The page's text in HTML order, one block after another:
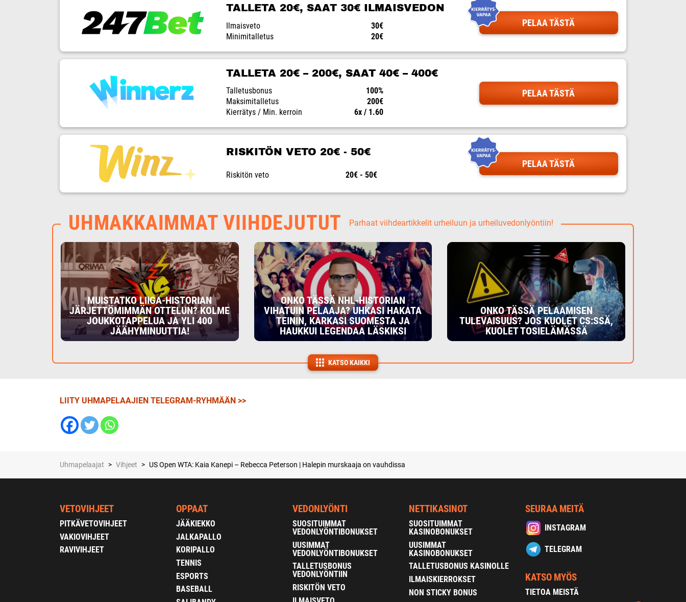
TALLETA 20€, SAAT 30€ ILMAISVEDON
Ilmaisveto
30€
Minimitalletus
20€
PELAA TÄSTÄ
TALLETA 20€ – 200€, SAAT 40€ – 400€
Talletusbonus
100%
Maksimitalletus
200€
Kierrätys / Min. kerroin
6x / 1.60
PELAA TÄSTÄ
RISKITÖN VETO 20€ - 50€
Riskitön veto 20€ - 50€
PELAA TÄSTÄ
UHMAKKAIMMAT VIIHDEJUTUT Parhaat viihdeartikkelit urheiluun ja urheiluvedonlyöntiin!
MUISTATKO LIIGA-HISTORIAN
JÄRJETTÖMIMMÄN OTTELUN? KOLME
JOUKKOTAPPELUA JA YLI 400
JÄÄHYMINUUTTIA!
ONKO TÄSSÄ NHL-HISTORIAN
VIHATUIN PELAAJA? UHKASI HAKATA
TEININ, KARKASI SUOMESTA JA
HAUKKUI LEGENDAA LÄSKIKSI
ONKO TÄSSÄ PELAAMISEN
TULEVAISUUS? JOS KUOLET CS:SSÄ,
KUOLET TOSIELÄMÄSSÄ
KATSO KAIKKI
LIITY UHMAPELAAJIEN TELEGRAM-RYHMÄÄN >>
Uhmapelaajat > Vihjeet > US Open WTA: Kaia Kanepi – Rebecca Peterson | Halepin murskaaja on vauhdissa
VETOVIHJEET
PITKÄVETOVIHJEET
VAKIOVIHJEET
RAVIVIHJEET
OPPAAT
JÄÄKIEKKO
JALKAPALLO
KORIPALLO
TENNIS
ESPORTS
BASEBALL
VEDONLYÖNTI
SUOSITUIMMAT
VEDONLYÖNTIBONUKSET
UUSIMMAT
VEDONLYÖNTIBONUKSET
TALLETUSBONUS
VEDONLYÖNTIIN
RISKITÖN VETO
NETTIKASINOT
SUOSITUIMMAT
KASINOBONUKSET
UUSIMMAT
KASINOBONUKSET
TALLETUSBONUS KASINOLLE
ILMAISKIERROKSET
NON STICKY BONUS
SEURAA MEITÄ
INSTAGRAM
TELEGRAM
KATSO MYÖS
TIETOA MEISTÄ